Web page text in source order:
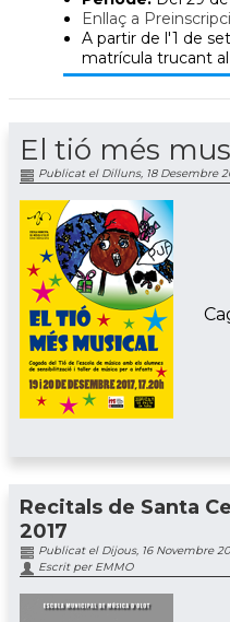
Enllaç a
A partir de l'1 de
matrícula trucant
El tió més
Publicat el Dilluns, 18 Desembre
Recitals de Santa
2017
Publicat el Dijous, 16 Novembre
Escrit per EMMO